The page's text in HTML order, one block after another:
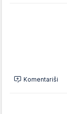
Komentariši